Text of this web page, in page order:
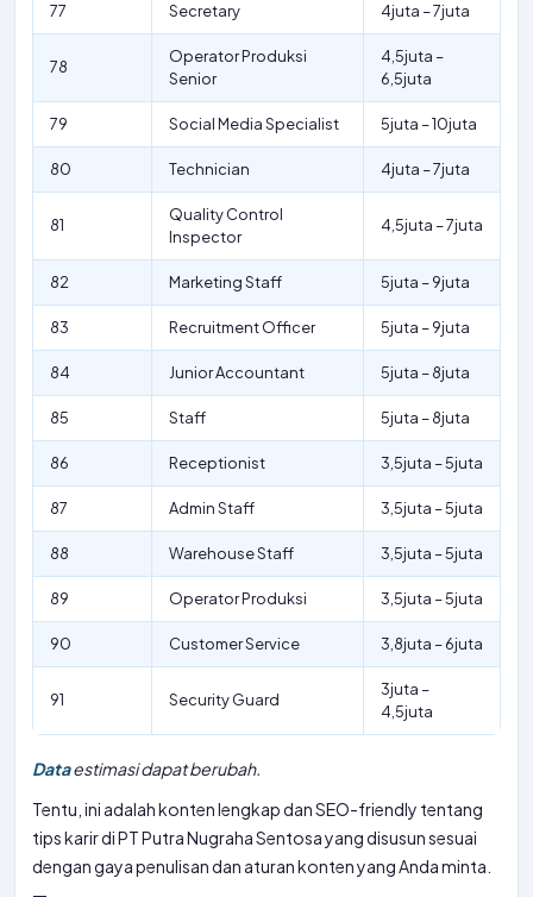
77 Secretary 4juta – 7juta
78
Operator Produksi
Senior
4,5juta –
6,5juta
79 Social Media Specialist 5juta – 10juta
80 Technician 4juta – 7juta
81
Quality Control
Inspector
4,5juta – 7juta
82 Marketing Staff 5juta – 9juta
83 Recruitment Officer 5juta – 9juta
84 Junior Accountant 5juta – 8juta
85 Staff 5juta – 8juta
86 Receptionist 3,5juta – 5juta
87 Admin Staff 3,5juta – 5juta
88 Warehouse Staff 3,5juta – 5juta
89 Operator Produksi 3,5juta – 5juta
90 Customer Service 3,8juta – 6juta
91 Security Guard
3juta –
4,5juta
Dataestimasi dapat berubah.
Tentu, ini adalah konten lengkap dan SEO-friendly tentang
tips karir di PT Putra Nugraha Sentosa yang disusun sesuai
dengan gaya penulisan dan aturan konten yang Anda minta.